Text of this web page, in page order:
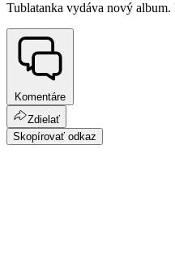
Tublatanka vydáva nový album.
Komentáre
Zdielať
Skopírovať odkaz